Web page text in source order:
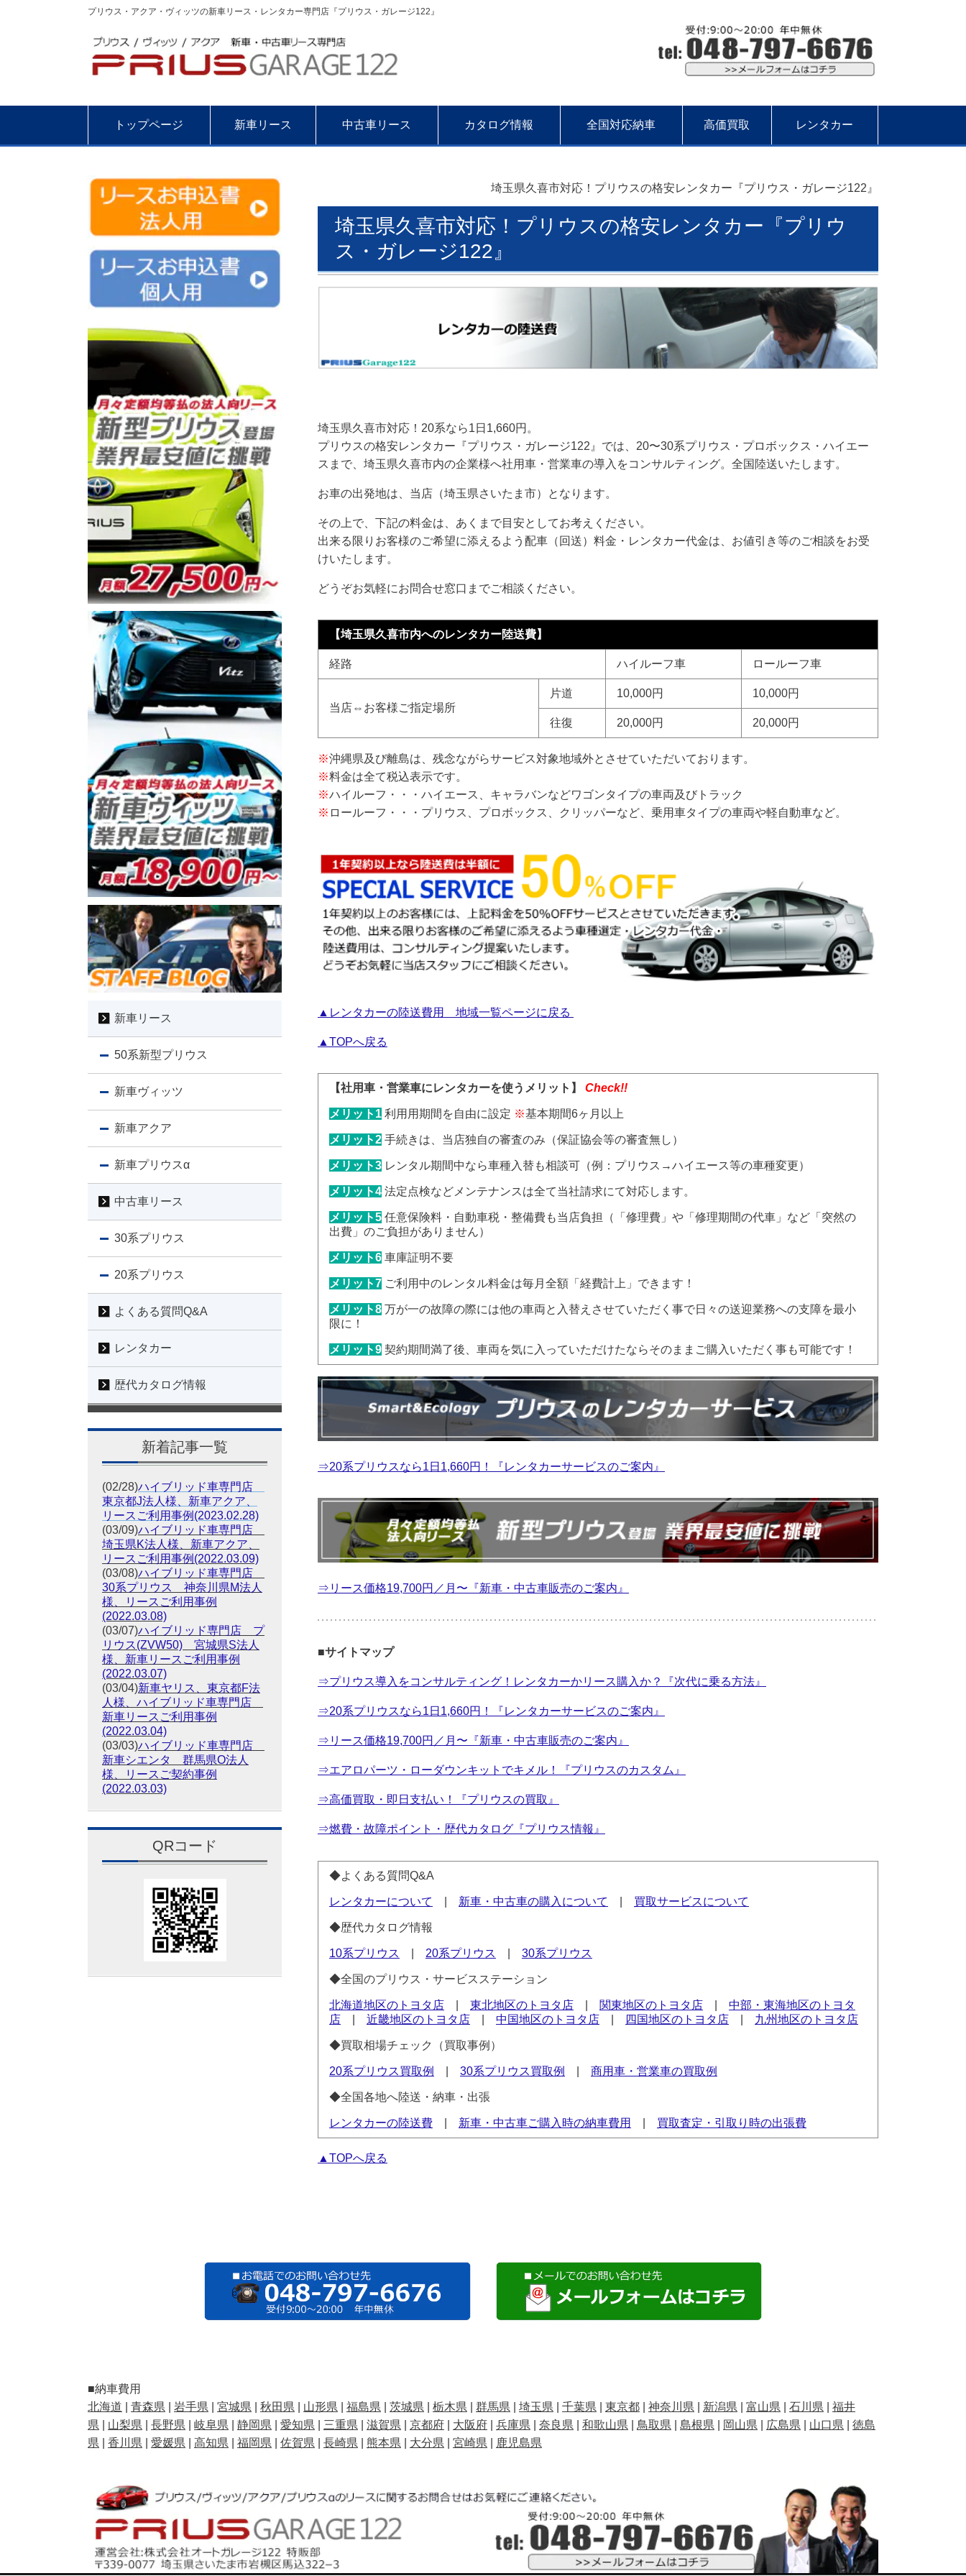
プリウス・アクア・ヴィッツの新車リース・レンタカー専門店『プリウス・ガレージ122』
トップページ 新車リース 中古車リース カタログ情報 全国対応納車 高価買取 レンタカー
埼玉県久喜市対応！プリウスの格安レンタカー『プリウス・ガレージ122』
埼玉県久喜市対応！プリウスの格安レンタカー『プリウ
ス・ガレージ122』
埼玉県久喜市対応！20系なら1日1,660円。
プリウスの格安レンタカー『プリウス・ガレージ122』では、20〜30系プリウス・プロボックス・ハイエー
スまで、埼玉県久喜市内の企業様へ社用車・営業車の導入をコンサルティング。全国陸送いたします。
お車の出発地は、当店（埼玉県さいたま市）となります。
その上で、下記の料金は、あくまで目安としてお考えください。
出来る限りお客様のご希望に添えるよう配車（回送）料金・レンタカー代金は、お値引き等のご相談をお受
けいたします。
どうぞお気軽にお問合せ窓口までご相談ください。
【埼玉県久喜市内へのレンタカー陸送費】
経路 ハイルーフ車 ロールーフ車
当店⇔お客様ご指定場所
片道 10,000円 10,000円
往復 20,000円 20,000円
※沖縄県及び離島は、残念ながらサービス対象地域外とさせていただいております。
※料金は全て税込表示です。
※ハイルーフ・・・ハイエース、キャラバンなどワゴンタイプの車両及びトラック
※ ロールーフ・・・プリウス、プロボックス、クリッパーなど、乗用車タイプの車両や軽自動車など。
▲レンタカーの陸送費用 地域一覧ページに戻る
▲TOPへ戻る
【社用車・営業車にレンタカーを使うメリット】 Check!!
メリット1 利用用期間を自由に設定 ※基本期間6ヶ月以上
メリット2 手続きは、当店独自の審査のみ（保証協会等の審査無し）
メリット3 レンタル期間中なら車種入替も相談可（例：プリウス→ハイエース等の車種変更）
メリット4 法定点検などメンテナンスは全て当社請求にて対応します。
メリット5 任意保険料・自動車税・整備費も当店負担（「修理費」や「修理期間の代車」など「突然の
出費」のご負担がありません）
メリット6 車庫証明不要
メリット7 ご利用中のレンタル料金は毎月全額「経費計上」できます！
メリット8 万が一の故障の際には他の車両と入替えさせていただく事で日々の送迎業務への支障を最小
限に！
メリット9 契約期間満了後、車両を気に入っていただけたならそのままご購入いただく事も可能です！
⇒20系プリウスなら1日1,660円！『レンタカーサービスのご案内』
⇒リース価格19,700円／月〜『新車・中古車販売のご案内』
■サイトマップ
⇒プリウス導入をコンサルティング！レンタカーかリース購入か？『次代に乗る方法』
⇒20系プリウスなら1日1,660円！『レンタカーサービスのご案内』
⇒リース価格19,700円／月〜『新車・中古車販売のご案内』
⇒エアロパーツ・ローダウンキットでキメル！『プリウスのカスタム』
⇒高価買取・即日支払い！『プリウスの買取』
⇒燃費・故障ポイント・歴代カタログ『プリウス情報』
◆よくある質問Q&A
レンタカーについて 新車・中古車の購入について 買取サービスについて
◆歴代カタログ情報
10系プリウス 20系プリウス 30系プリウス
◆全国のプリウス・サービスステーション
北海道地区のトヨタ店 東北地区のトヨタ店 関東地区のトヨタ店
中部・東海地区のトヨタ
店
近畿地区のトヨタ店 中国地区のトヨタ店 四国地区のトヨタ店 九州地区のトヨタ店
◆買取相場チェック（買取事例）
20系プリウス買取例 30系プリウス買取例 商用車・営業車の買取例
◆全国各地へ陸送・納車・出張
レンタカーの陸送費 新車・中古車ご購入時の納車費用 買取査定・引取り時の出張費
▲TOPへ戻る
新車リース
50系新型プリウス
新車ヴィッツ
新車アクア
新車プリウスα
中古車リース
30系プリウス
20系プリウス
よくある質問Q&A
レンタカー
歴代カタログ情報
新着記事一覧
(02/28)ハイブリッド車専門店
東京都J法人様、新車アクア、
リースご利用事例(2023.02.28)
(03/09)ハイブリッド車専門店
埼玉県K法人様、新車アクア、
リースご利用事例(2022.03.09)
(03/08)ハイブリッド車専門店
30系プリウス 神奈川県M法人
様、リースご利用事例
(2022.03.08)
(03/07)ハイブリッド専門店 プ
リウス(ZVW50) 宮城県S法人
様、新車リースご利用事例
(2022.03.07)
(03/04)新車ヤリス、東京都F法
人様、ハイブリッド車専門店
新車リースご利用事例
(2022.03.04)
(03/03)ハイブリッド車専門店
新車シエンタ 群馬県O法人
様、リースご契約事例
(2022.03.03)
QRコード
■納車費用
北海道
青森県 岩手県 宮城県 秋田県 山形県 福島県 茨城県 栃木県 群馬県 埼玉県 千葉県 東京都 神奈川県 新潟県 富山県 石川県
福井
県
山梨県 長野県 岐阜県 静岡県 愛知県 三重県 滋賀県 京都府 大阪府 兵庫県 奈良県 和歌山県 鳥取県 島根県 岡山県 広島県 山口県
徳島
県
香川県 愛媛県 高知県 福岡県 佐賀県 長崎県 熊本県 大分県 宮崎県 鹿児島県